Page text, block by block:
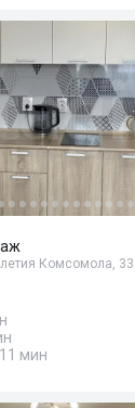
Комсомола, 33
11 мин